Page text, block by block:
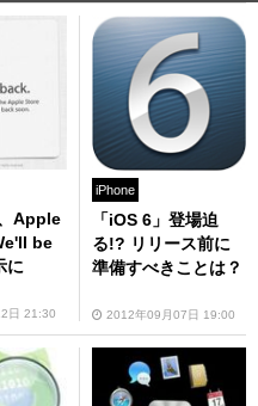
Apple
be
に
日 21:30
iPhone
「iOS 6」登場迫
る!? リリース前に
準備すべきことは？
2012年09月07日 19:00